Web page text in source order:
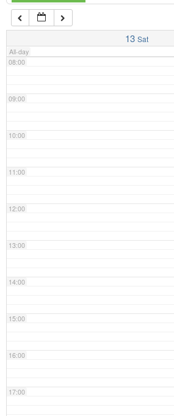
13 Sat
All-day
07:00
08:00
09:00
10:00
11:00
12:00
13:00
14:00
15:00
16:00
17:00